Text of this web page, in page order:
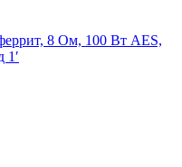
8 Ом, 100 Вт AES,
1′